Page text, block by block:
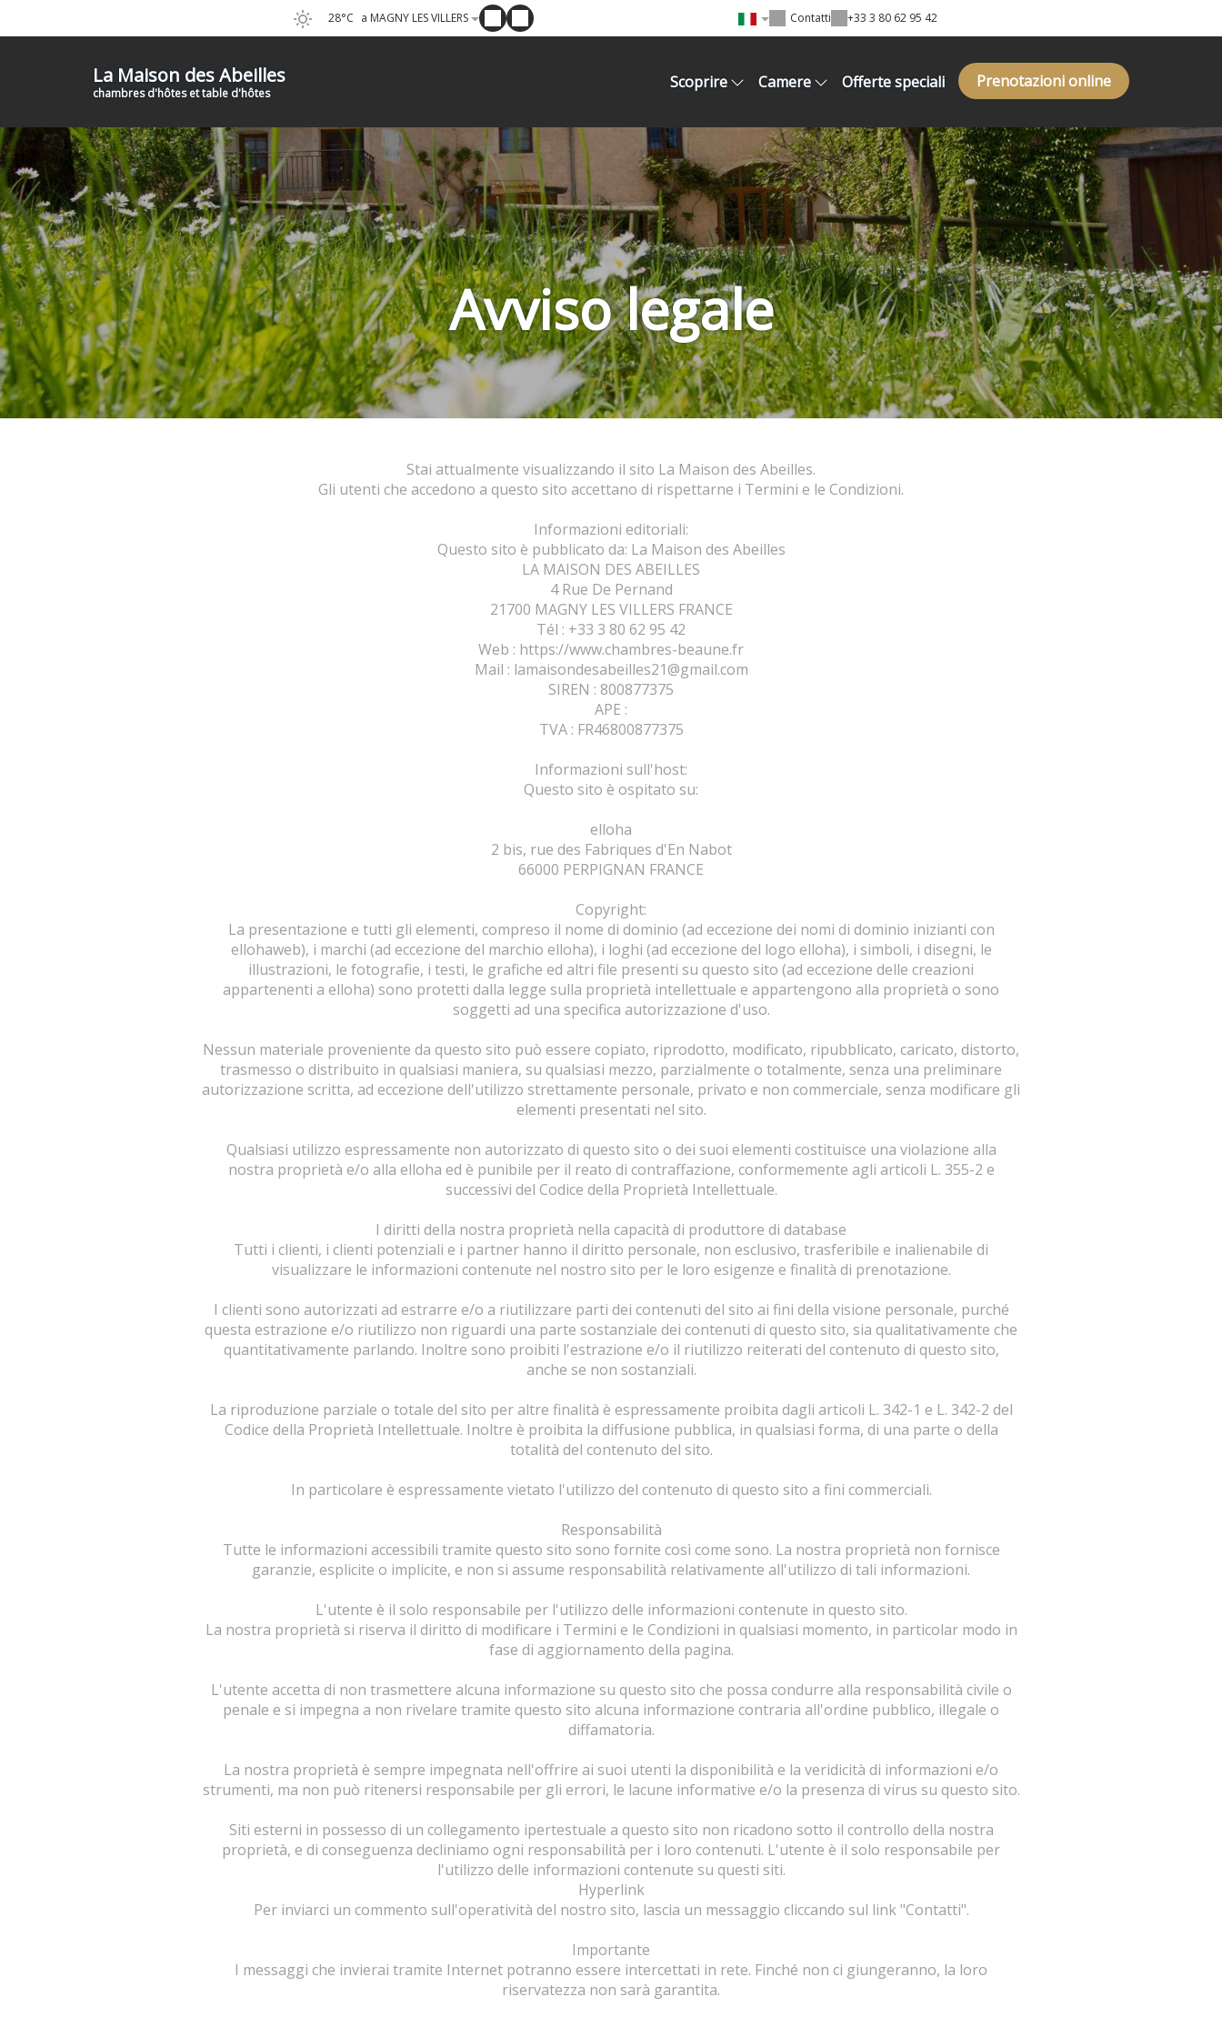
28°C a MAGNY LES VILLERS Contatti +33 3 80 62 95 42
La Maison des Abeilles
chambres d'hôtes et table d'hôtes
Scoprire Camere Offerte speciali Prenotazioni online
Avviso legale
Stai attualmente visualizzando il sito La Maison des Abeilles.
Gli utenti che accedono a questo sito accettano di rispettarne i Termini e le Condizioni.
Informazioni editoriali:
Questo sito è pubblicato da: La Maison des Abeilles
LA MAISON DES ABEILLES
4 Rue De Pernand
21700 MAGNY LES VILLERS FRANCE
Tél : +33 3 80 62 95 42
Web : https://www.chambres-beaune.fr
Mail : lamaisondesabeilles21@gmail.com
SIREN : 800877375
APE :
TVA : FR46800877375
Informazioni sull'host:
Questo sito è ospitato su:
elloha
2 bis, rue des Fabriques d'En Nabot
66000 PERPIGNAN FRANCE
Copyright:
La presentazione e tutti gli elementi, compreso il nome di dominio (ad eccezione dei nomi di dominio inizianti con
ellohaweb), i marchi (ad eccezione del marchio elloha), i loghi (ad eccezione del logo elloha), i simboli, i disegni, le
illustrazioni, le fotografie, i testi, le grafiche ed altri file presenti su questo sito (ad eccezione delle creazioni
appartenenti a elloha) sono protetti dalla legge sulla proprietà intellettuale e appartengono alla proprietà o sono
soggetti ad una specifica autorizzazione d'uso.
Nessun materiale proveniente da questo sito può essere copiato, riprodotto, modificato, ripubblicato, caricato, distorto,
trasmesso o distribuito in qualsiasi maniera, su qualsiasi mezzo, parzialmente o totalmente, senza una preliminare
autorizzazione scritta, ad eccezione dell'utilizzo strettamente personale, privato e non commerciale, senza modificare gli
elementi presentati nel sito.
Qualsiasi utilizzo espressamente non autorizzato di questo sito o dei suoi elementi costituisce una violazione alla
nostra proprietà e/o alla elloha ed è punibile per il reato di contraffazione, conformemente agli articoli L. 355-2 e
successivi del Codice della Proprietà Intellettuale.
I diritti della nostra proprietà nella capacità di produttore di database
Tutti i clienti, i clienti potenziali e i partner hanno il diritto personale, non esclusivo, trasferibile e inalienabile di
visualizzare le informazioni contenute nel nostro sito per le loro esigenze e finalità di prenotazione.
I clienti sono autorizzati ad estrarre e/o a riutilizzare parti dei contenuti del sito ai fini della visione personale, purché
questa estrazione e/o riutilizzo non riguardi una parte sostanziale dei contenuti di questo sito, sia qualitativamente che
quantitativamente parlando. Inoltre sono proibiti l'estrazione e/o il riutilizzo reiterati del contenuto di questo sito,
anche se non sostanziali.
La riproduzione parziale o totale del sito per altre finalità è espressamente proibita dagli articoli L. 342-1 e L. 342-2 del
Codice della Proprietà Intellettuale. Inoltre è proibita la diffusione pubblica, in qualsiasi forma, di una parte o della
totalità del contenuto del sito.
In particolare è espressamente vietato l'utilizzo del contenuto di questo sito a fini commerciali.
Responsabilità
Tutte le informazioni accessibili tramite questo sito sono fornite così come sono. La nostra proprietà non fornisce
garanzie, esplicite o implicite, e non si assume responsabilità relativamente all'utilizzo di tali informazioni.
L'utente è il solo responsabile per l'utilizzo delle informazioni contenute in questo sito.
La nostra proprietà si riserva il diritto di modificare i Termini e le Condizioni in qualsiasi momento, in particolar modo in
fase di aggiornamento della pagina.
L'utente accetta di non trasmettere alcuna informazione su questo sito che possa condurre alla responsabilità civile o
penale e si impegna a non rivelare tramite questo sito alcuna informazione contraria all'ordine pubblico, illegale o
diffamatoria.
La nostra proprietà è sempre impegnata nell'offrire ai suoi utenti la disponibilità e la veridicità di informazioni e/o
strumenti, ma non può ritenersi responsabile per gli errori, le lacune informative e/o la presenza di virus su questo sito.
Siti esterni in possesso di un collegamento ipertestuale a questo sito non ricadono sotto il controllo della nostra
proprietà, e di conseguenza decliniamo ogni responsabilità per i loro contenuti. L'utente è il solo responsabile per
l'utilizzo delle informazioni contenute su questi siti.
Hyperlink
Per inviarci un commento sull'operatività del nostro sito, lascia un messaggio cliccando sul link "Contatti".
Importante
I messaggi che invierai tramite Internet potranno essere intercettati in rete. Finché non ci giungeranno, la loro
riservatezza non sarà garantita.